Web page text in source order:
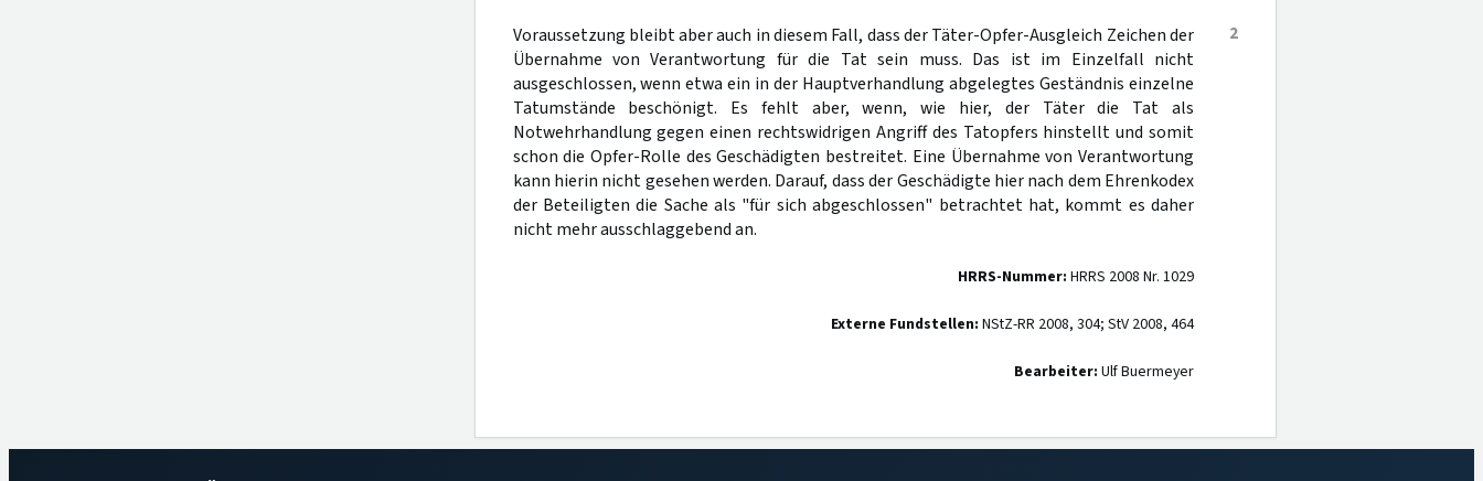
2
Voraussetzung bleibt aber auch in diesem Fall, dass der Täter-Opfer-Ausgleich Zeichen der
Übernahme von Verantwortung für die Tat sein muss. Das ist im Einzelfall nicht
ausgeschlossen, wenn etwa ein in der Hauptverhandlung abgelegtes Geständnis einzelne
Tatumstände beschönigt. Es fehlt aber, wenn, wie hier, der Täter die Tat als
Notwehrhandlung gegen einen rechtswidrigen Angriff des Tatopfers hinstellt und somit
schon die Opfer-Rolle des Geschädigten bestreitet. Eine Übernahme von Verantwortung
kann hierin nicht gesehen werden. Darauf, dass der Geschädigte hier nach dem Ehrenkodex
der Beteiligten die Sache als "für sich abgeschlossen" betrachtet hat, kommt es daher
nicht mehr ausschlaggebend an.
HRRS-Nummer: HRRS 2008 Nr. 1029
Externe Fundstellen: NStZ-RR 2008, 304; StV 2008, 464
Bearbeiter: Ulf Buermeyer